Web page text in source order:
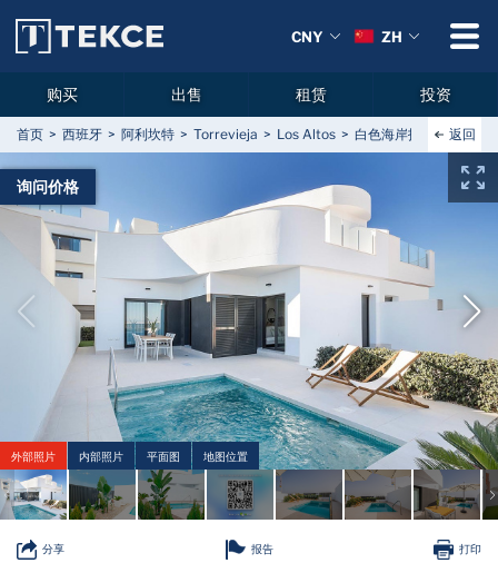
首页 西班牙 阿利坎特 Torrevieja Los Altos 白色海岸托雷维耶哈（
返回
询问价格
外部照片 内部照片 平面图 地图位置
分享 报告 打印
CNY ZH
购买 出售 租赁 投资